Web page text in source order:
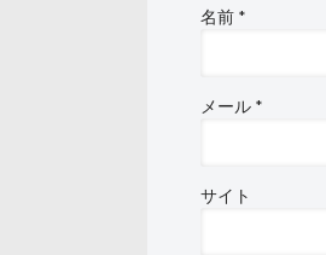
名前 *
メール *
サイト